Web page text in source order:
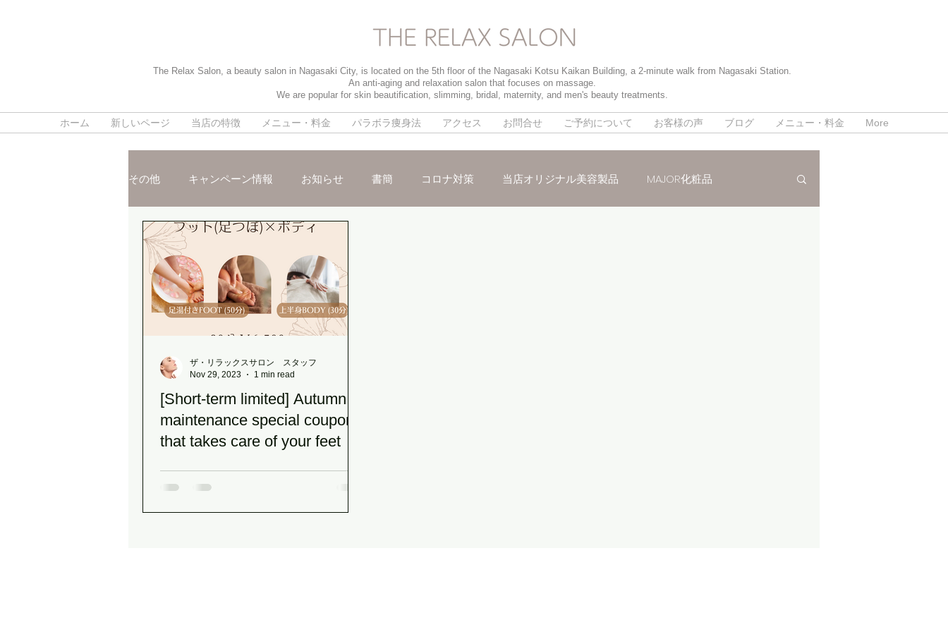
The Relax Salon, a beauty salon in Nagasaki City, is located on the 5th floor of the Nagasaki Kotsu Kaikan Building, a 2-minute walk from Nagasaki Station.
An anti-aging and relaxation salon that focuses on massage.
We are popular for skin beautification, slimming, bridal, maternity, and men's beauty treatments.
ホーム 新しいページ 当店の特徴 メニュー・料金 パラボラ痩身法 アクセス お問合せ ご予約について お客様の声 ブログ メニュー・料金 More
その他 キャンペーン情報 お知らせ 書簡 コロナ対策 当店オリジナル美容製品 MAJOR化粧品
施術ご紹介 スタッフおススメ
[Short-term limited] Autumn
maintenance special coupon
that takes care of your feet
ザ・リラックスサロン スタッフ
Nov 29, 2023
1 min read